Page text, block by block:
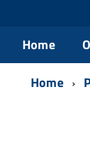
Home
Home